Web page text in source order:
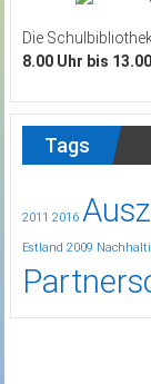
Die
8.00 Uhr bis
Tags
2011 2016
Estland 2009